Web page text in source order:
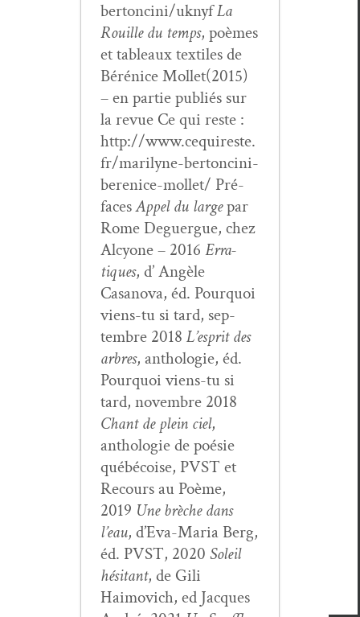
bertoncini/uknyfLa
Rouille du temps, poèmes
et tableaux tex­tiles de
Bérénice Mollet(2015)
– en par­tie pub­liés sur
la revue Ce qui reste :
http://www.cequireste.
fr/marilyne-bertoncini-
berenice-mollet/ Pré­
facesAppel du largepar
Rome Deguer­gue, chez
Alcy­one – 2016 Erra­
tiques, d’ Angèle
Casano­va, éd. Pourquoi
viens-tu si tard, sep­
tem­bre 2018 L’esprit des
arbres, antholo­gie, éd.
Pourquoi viens-tu si
tard, novem­bre 2018
Chant de plein ciel,
antholo­gie de poésie
québé­coise, PVST et
Recours au Poème,
2019 Une brèche dans
l’eau, d’E­va-Maria Berg,
éd. PVST, 2020 Soleil
hési­tant, de Gili
Haimovich, ed Jacques